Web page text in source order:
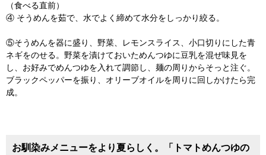
（食べる直前）
④ そうめんを茹で、水でよく締めて水分をしっかり絞る。
⑤そうめんを器に盛り、野菜、レモンスライス、小口切りにした青
ネギをのせる。野菜を漬けておいためんつゆに豆乳を混ぜ味見を
し、お好みでめんつゆを入れて調節し、麺の周りからそっと注ぐ。
ブラックペッパーを振り、オリーブオイルを周りに回しかけたら完
成。
お馴染みメニューをより夏らしく。「トマトめんつゆの